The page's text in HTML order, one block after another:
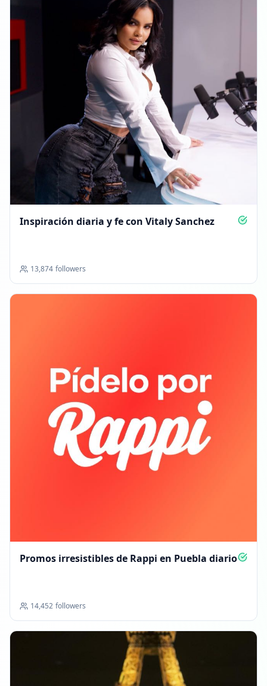
Inspiración diaria y fe con Vitaly Sanchez
13,874 followers
Promos irresistibles de Rappi en Puebla diario
14,452 followers